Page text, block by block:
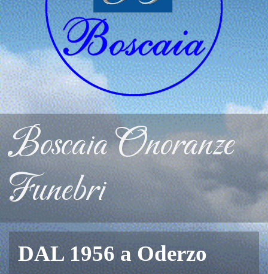
Boscaia Onoranze
Funebri
DAL 1956 a Oderzo